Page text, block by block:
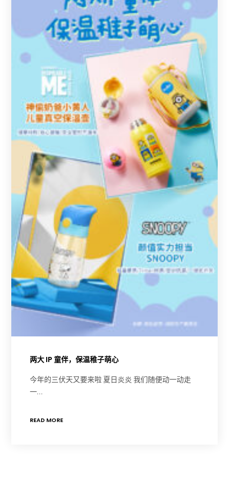
两大 IP 童伴，保温稚子萌心
今年的三伏天又要来啦 夏日炎炎 我们随便动一动走
一…
READ MORE